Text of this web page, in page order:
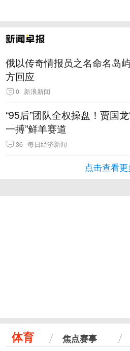
俄以传奇情报员之名命名岛
方回应
0 新浪新闻
“95后”团队全权操盘！贾国
一搏”鲜羊赛道
36 每日经济新闻
点击查看更
体育 焦点赛事